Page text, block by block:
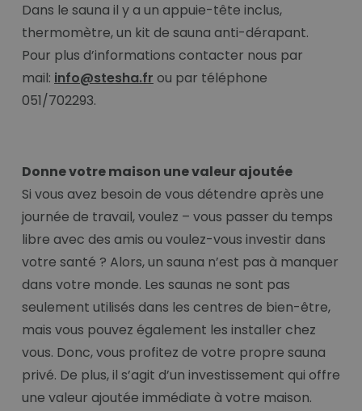
Dans le sauna il y a un appuie-tête inclus,
thermomètre, un kit de sauna anti-dérapant.
Pour plus d’informations contacter nous par
mail: info@stesha.fr ou par téléphone
051/702293.
Donne votre maison une valeur ajoutée
Si vous avez besoin de vous détendre après une
journée de travail, voulez – vous passer du temps
libre avec des amis ou voulez-vous investir dans
votre santé ? Alors, un sauna n’est pas à manquer
dans votre monde. Les saunas ne sont pas
seulement utilisés dans les centres de bien-être,
mais vous pouvez également les installer chez
vous. Donc, vous profitez de votre propre sauna
privé. De plus, il s’agit d’un investissement qui offre
une valeur ajoutée immédiate à votre maison.